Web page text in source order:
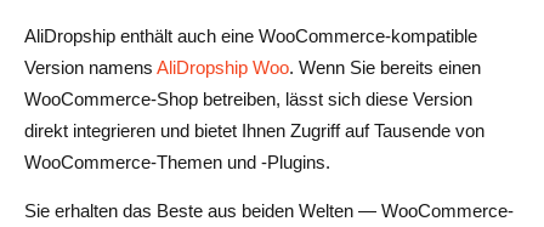
AliDropship enthält auch eine WooCommerce-kompatible
Version namens AliDropship Woo. Wenn Sie bereits einen
WooCommerce-Shop betreiben, lässt sich diese Version
direkt integrieren und bietet Ihnen Zugriff auf Tausende von
WooCommerce-Themen und -Plugins.
Sie erhalten das Beste aus beiden Welten — WooCommerce-